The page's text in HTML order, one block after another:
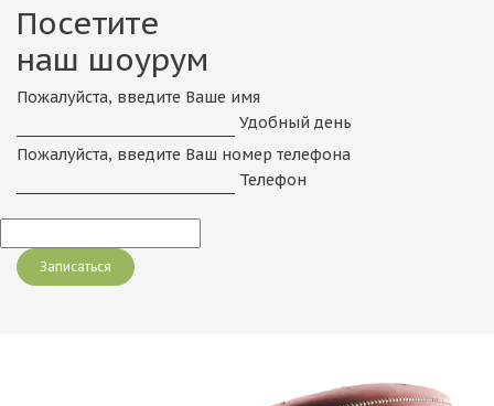
Посетите
наш шоурум
Пожалуйста, введите Ваше имя
Удобный день
Пожалуйста, введите Ваш номер телефона
Телефон